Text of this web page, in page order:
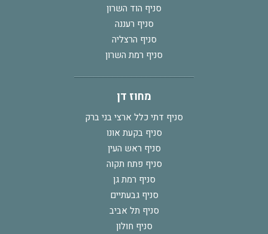
סניף הוד השרון
סניף רעננה
סניף הרצליה
סניף רמת השרון
מחוז דן
סניף דתי כלל ארצי בני ברק
סניף בקעת אונו
סניף ראש העין
סניף פתח תקוה
סניף רמת גן
סניף גבעתיים
סניף תל אביב
סניף חולון